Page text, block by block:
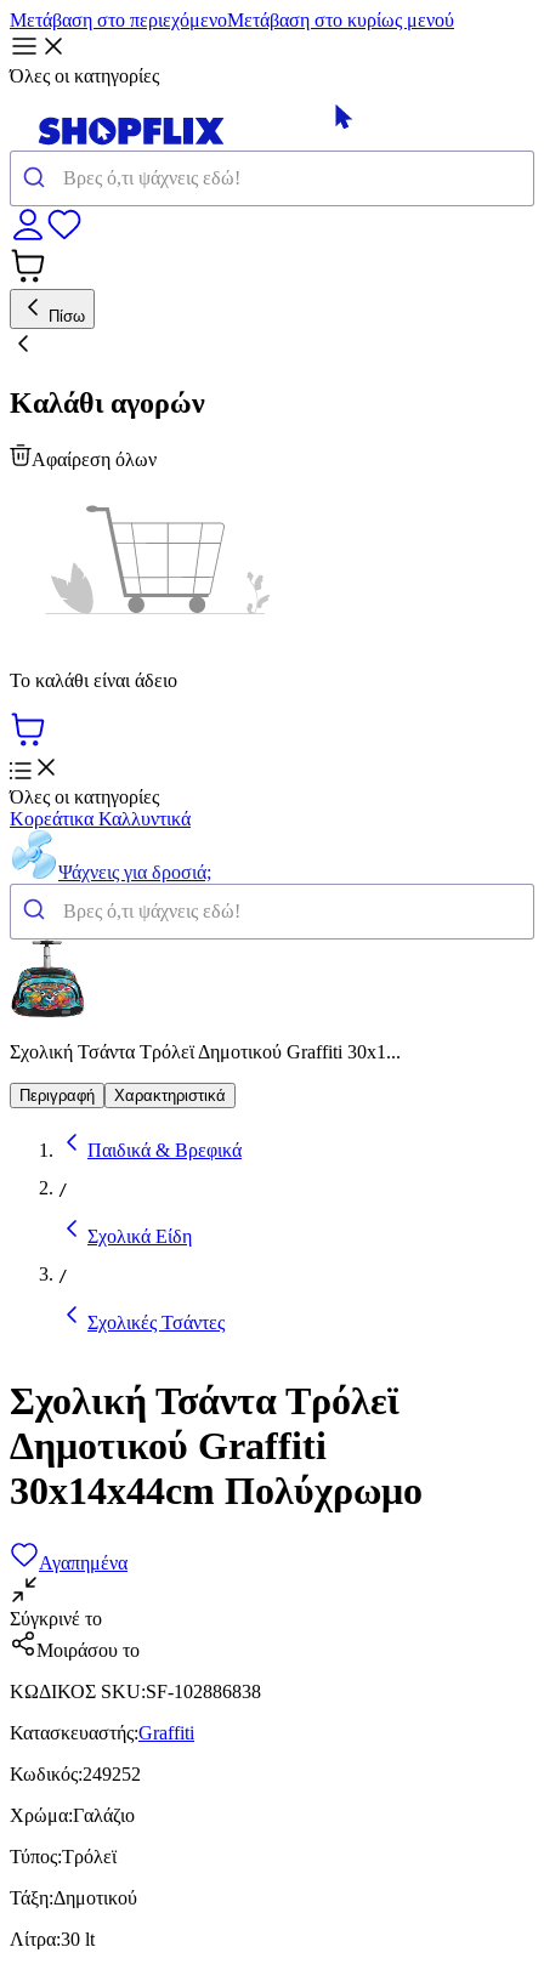
Μετάβαση στο περιεχόμενοΜετάβαση στο κυρίως μενού
Όλες οι κατηγορίες
Πίσω
Καλάθι αγορών
Αφαίρεση όλων
Το καλάθι είναι άδειο
Όλες οι κατηγορίες
Κορεάτικα Καλλυντικά
Ψάχνεις για δροσιά;
Σχολική Τσάντα Τρόλεϊ Δημοτικού Graffiti 30x1...
Περιγραφή Χαρακτηριστικά
Παιδικά & Βρεφικά
/
Σχολικά Είδη
/
Σχολικές Τσάντες
Σχολική Τσάντα Τρόλεϊ
Δημοτικού Graffiti
30x14x44cm Πολύχρωμο
Αγαπημένα
Σύγκρινέ το
Μοιράσου το
ΚΩΔΙΚΟΣ SKU:SF-102886838
Κατασκευαστής:Graffiti
Κωδικός:249252
Χρώμα:Γαλάζιο
Τύπος:Τρόλεϊ
Τάξη:Δημοτικού
Λίτρα:30 lt